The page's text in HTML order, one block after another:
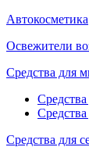
Автокосметика
Освежители
Средства для
Средства для